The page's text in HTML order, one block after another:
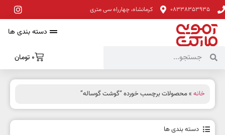
08338353935 کرمانشاه، چهارراه سی متری
دسته بندی ها
0 تومان
خانه » محصولات برچسب خورده “گوشت گوساله”
دسته بندی ها